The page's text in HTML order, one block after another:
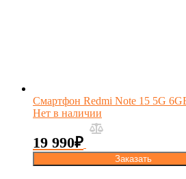
Смартфон Redmi Note 15 5G
Нет в наличии
19 990₽
Заказать